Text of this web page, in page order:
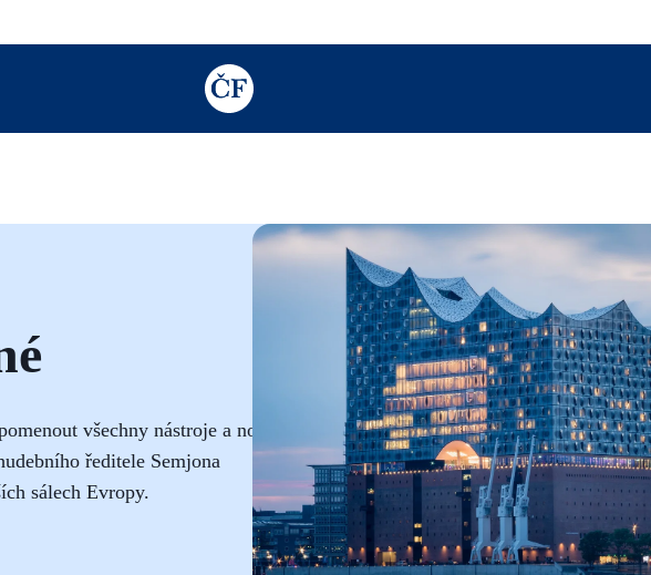
TODO: Add description for reader
všechny nástroje a noty!
ředitele Semjona
sálech Evropy.